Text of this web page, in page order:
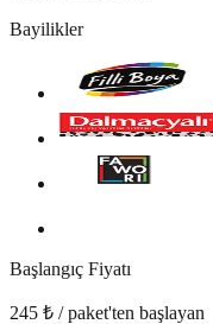
Bayilikler
Başlangıç Fiyatı
245 ₺ / paket'ten başlayan